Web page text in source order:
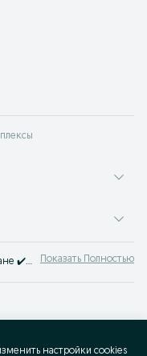
Аренда спортивных комплексов в Узбекистане ✔️ Футбольные поля, теннисные корты и спортивные комплексы в аренду⭐ Выгодные цены на услуги на OLX.uz! Показать Полностью
настройки cookies